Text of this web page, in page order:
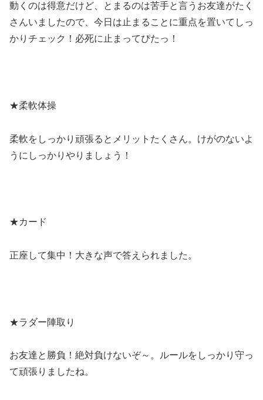
動くのは得意だけど、とまるのは苦手と言うお友達がたく
さんいましたので、今日は止まることに重点を置いてしっ
かりチェック！必死に止まってぴたっ！
★柔軟体操
柔軟をしっかり頑張るとメリットたくさん。けがのないよ
うにしっかりやりましょう！
★カード
正座して集中！大きな声で答えられました。
★ラダー陣取り
お友達と勝負！絶対負けないぞ～。ルールをしっかり守っ
て頑張りましたね。